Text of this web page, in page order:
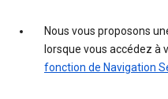
Nous vous proposons
lorsque vous accédez à
fonction de Navigation